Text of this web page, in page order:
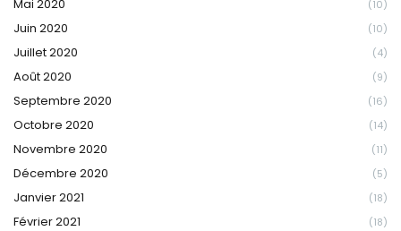
Mai 2020 (10)
Juin 2020 (10)
Juillet 2020 (4)
Août 2020 (9)
Septembre 2020 (16)
Octobre 2020 (14)
Novembre 2020 (11)
Décembre 2020 (5)
Janvier 2021 (18)
Février 2021 (18)